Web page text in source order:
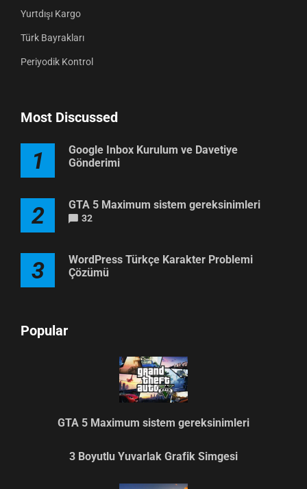
Yurtdışı Kargo
Türk Bayrakları
Periyodik Kontrol
Most Discussed
1
Google Inbox Kurulum ve Davetiye
Gönderimi
2 GTA 5 Maximum sistem gereksinimleri
32
3
WordPress Türkçe Karakter Problemi
Çözümü
Popular
GTA 5 Maximum sistem gereksinimleri
3 Boyutlu Yuvarlak Grafik Simgesi